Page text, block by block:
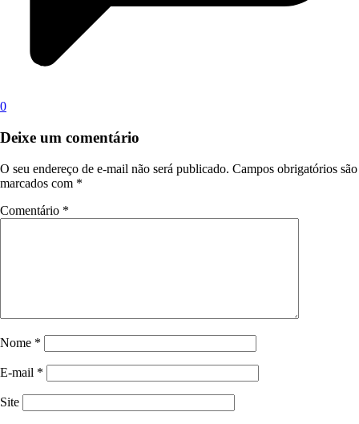
0
Deixe um comentário
O seu endereço de e-mail não será publicado. Campos obrigatórios são
marcados com *
Comentário *
Nome *
E-mail *
Site